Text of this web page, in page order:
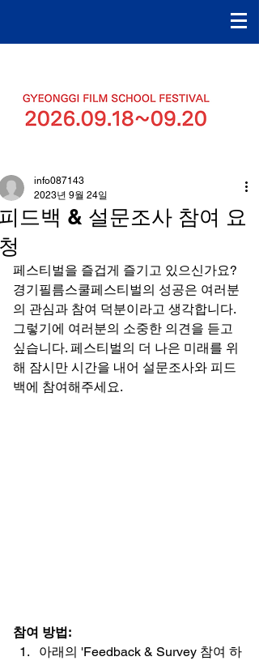
드백 & 설문조사 참여 요
info087143
2023년 9월 24일
페스티벌을 즐겁게 즐기고 있으신가요?
경기필름스쿨페스티벌의 성공은 여러분
의 관심과 참여 덕분이라고 생각합니다.
그렇기에 여러분의 소중한 의견을 듣고
싶습니다. 페스티벌의 더 나은 미래를 위
해 잠시만 시간을 내어 설문조사와 피드
백에 참여해주세요.
참여 방법:
아래의 'Feedback & Survey 참여 하